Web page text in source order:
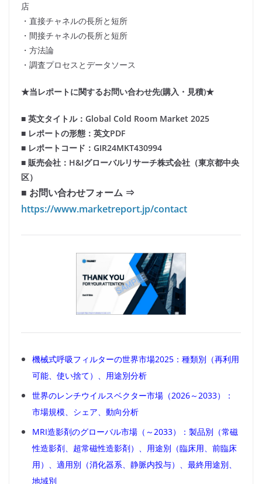
店
・直接チャネルの長所と短所
・間接チャネルの長所と短所
・方法論
・調査プロセスとデータソース
★当レポートに関するお問い合わせ先(購入・見積)★
■ 英文タイトル：Global Cold Room Market 2025
■ レポートの形態：英文PDF
■ レポートコード：GIR24MKT430994
■ 販売会社：H&Iグローバルリサーチ株式会社（東京都中央
区）
■ お問い合わせフォーム ⇒
https://www.marketreport.jp/contact
機械式呼吸フィルターの世界市場2025：種類別（再利用
可能、使い捨て）、用途別分析
世界のレンチウイルスベクター市場（2026～2033）：
市場規模、シェア、動向分析
MRI造影剤のグローバル市場（～2033）：製品別（常磁
性造影剤、超常磁性造影剤）、用途別（臨床用、前臨床
用）、適用別（消化器系、静脈内投与）、最終用途別、
地域別